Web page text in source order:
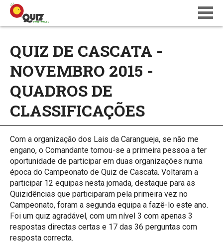
QUIZ DE CASCATA -
NOVEMBRO 2015 -
QUADROS DE
CLASSIFICAÇÕES
Com a organização dos Lais da Carangueja, se não me
engano, o Comandante tornou-se a primeira pessoa a ter
oportunidade de participar em duas organizações numa
época do Campeonato de Quiz de Cascata. Voltaram a
participar 12 equipas nesta jornada, destaque para as
Quizidências que participaram pela primeira vez no
Campeonato, foram a segunda equipa a fazê-lo este ano.
Foi um quiz agradável, com um nível 3 com apenas 3
respostas directas certas e 17 das 36 perguntas com
resposta correcta.